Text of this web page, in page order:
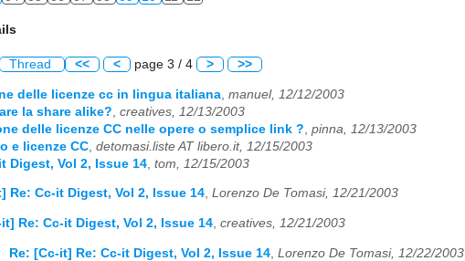
Thread << < page 3 / 4 > >>
delle licenze cc in lingua italiana manuel, 12/12/2003
la share alike? creatives, 12/13/2003
delle licenze CC nelle opere o semplice link ? pinna, 12/13/2003
e licenze CC detomasi.liste AT libero.it, 12/15/2003
Digest, Vol 2, Issue 14 tom, 12/15/2003
Re: Cc-it Digest, Vol 2, Issue 14, Lorenzo De Tomasi, 12/21/2003
it] Re: Cc-it Digest, Vol 2, Issue 14, creatives, 12/21/2003
Re: [Cc-it] Re: Cc-it Digest, Vol 2, Issue 14 Lorenzo De Tomasi, 12/22/2003